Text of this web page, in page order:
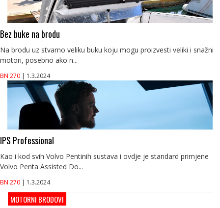
Bez buke na brodu
Na brodu uz stvarno veliku buku koju mogu proizvesti veliki i snažni
motori, posebno ako n...
BN 270 | 1.3.2024
IPS Professional
Kao i kod svih Volvo Pentinih sustava i ovdje je standard primjene
Volvo Penta Assisted Do...
BN 270 | 1.3.2024
MOTORNI BRODOVI